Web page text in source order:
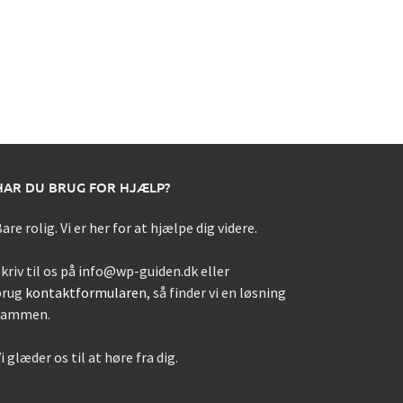
DU BRUG FOR HJÆLP?
rolig. Vi er her for at hjælpe dig videre.
til os på info@wp-guiden.dk eller
kontaktformularen, så finder vi en løsning
glæder os til at høre fra dig.